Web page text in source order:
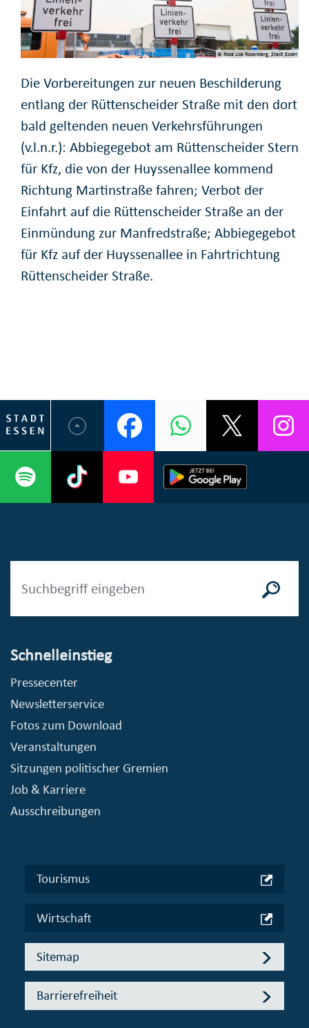
© Rosa Lisa Rosenberg, Stadt Essen
Die Vorbereitungen zur neuen Beschilderung
entlang der Rüttenscheider Straße mit den dort
bald geltenden neuen Verkehrsführungen
(v.l.n.r.): Abbiegegebot am Rüttenscheider Stern
für Kfz, die von der Huyssenallee kommend
Richtung Martinstraße fahren; Verbot der
Einfahrt auf die Rüttenscheider Straße an der
Einmündung zur Manfredstraße; Abbiegegebot
für Kfz auf der Huyssenallee in Fahrtrichtung
Rüttenscheider Straße.
Schnelleinstieg
Pressecenter
Newsletterservice
Fotos zum Download
Veranstaltungen
Sitzungen politischer Gremien
Job & Karriere
Ausschreibungen
Tourismus
Wirtschaft
Sitemap
Barrierefreiheit